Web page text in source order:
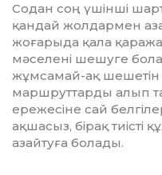
Содан соң үшінші
қандай жолдармен
жоғарыда қала
мәселені ше­шуге
жұмсамай-ақ шешетін
маршруттарды алып
ережесіне сай
ақшасыз, бірақ тиісті
азайтуға болады.